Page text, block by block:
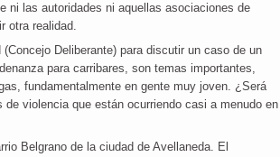
ni las autoridades ni aquellas asociaciones de
otra realidad.
Deliberante) para discutir un caso de un
para carribares, son temas importantes,
fundamentalmente en gente muy joven. ¿Será
violencia que están ocurriendo casi a menudo en
Belgrano de la ciudad de Avellaneda. El